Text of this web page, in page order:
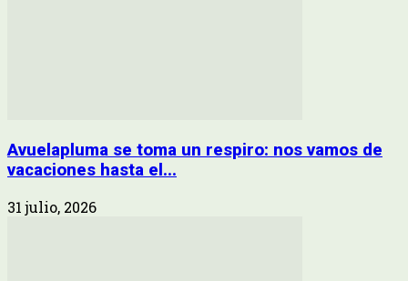
Avuelapluma se toma un respiro: nos vamos de
vacaciones hasta el...
31 julio, 2026